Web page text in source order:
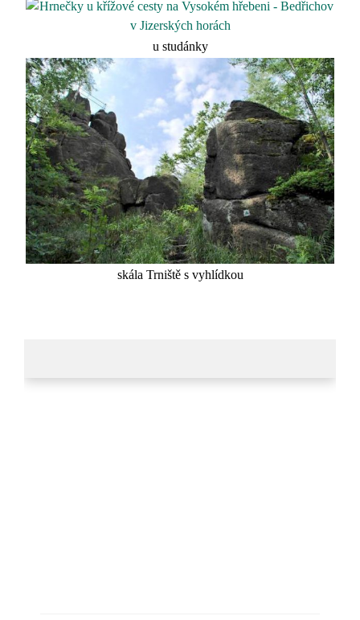
u studánky
skála Trniště s vyhlídkou